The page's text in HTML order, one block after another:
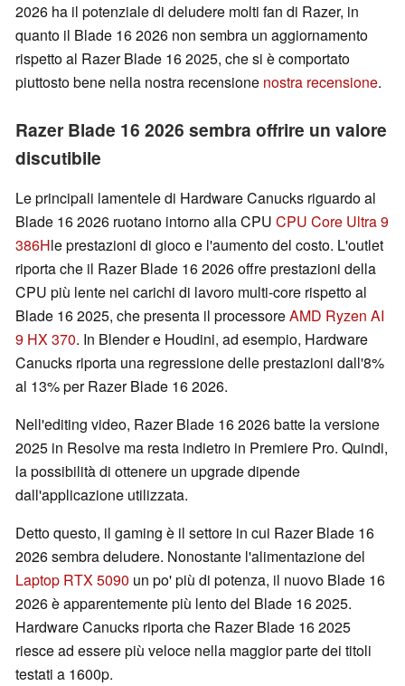
2026 ha il potenziale di deludere molti fan di Razer, in
quanto il Blade 16 2026 non sembra un aggiornamento
rispetto al Razer Blade 16 2025, che si è comportato
piuttosto bene nella nostra recensione nostra recensione.
Razer Blade 16 2026 sembra offrire un valore
discutibile
Le principali lamentele di Hardware Canucks riguardo al
Blade 16 2026 ruotano intorno alla CPU CPU Core Ultra 9
386Hle prestazioni di gioco e l'aumento del costo. L'outlet
riporta che il Razer Blade 16 2026 offre prestazioni della
CPU più lente nei carichi di lavoro multi-core rispetto al
Blade 16 2025, che presenta il processoreAMD Ryzen AI
9 HX 370. In Blender e Houdini, ad esempio, Hardware
Canucks riporta una regressione delle prestazioni dall'8%
al 13% per Razer Blade 16 2026.
Nell'editing video, Razer Blade 16 2026 batte la versione
2025 in Resolve ma resta indietro in Premiere Pro. Quindi,
la possibilità di ottenere un upgrade dipende
dall'applicazione utilizzata.
Detto questo, il gaming è il settore in cui Razer Blade 16
2026 sembra deludere. Nonostante l'alimentazione del
Laptop RTX 5090 un po' più di potenza, il nuovo Blade 16
2026 è apparentemente più lento del Blade 16 2025.
Hardware Canucks riporta che Razer Blade 16 2025
riesce ad essere più veloce nella maggior parte dei titoli
testati a 1600p.